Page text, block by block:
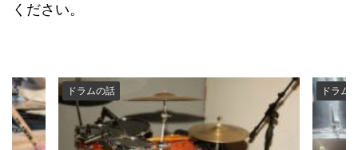
ください。
ドラムの話